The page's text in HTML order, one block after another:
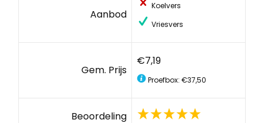
Aanbod
Koelvers
Vriesvers
Gem. Prijs
€7,19
Proefbox: €37,50
Beoordeling